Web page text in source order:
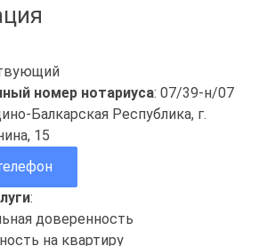
номер нотариуса: 07/39-н/07
Балкарская Республика, г.
15
:
доверенность
на квартиру